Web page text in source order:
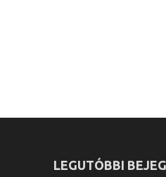
LEGUTÓBBI